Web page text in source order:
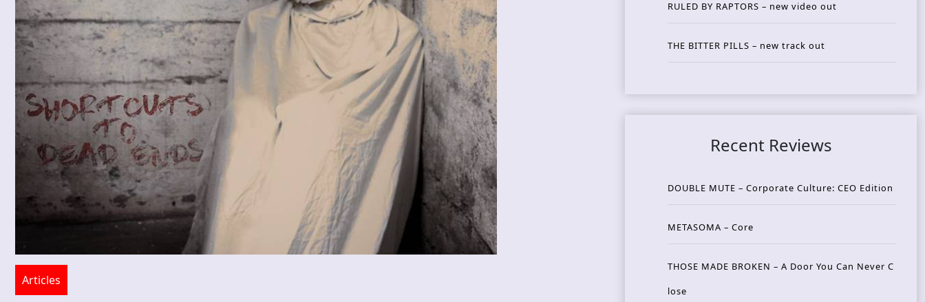
Articles
RULED BY RAPTORS – new video out
THE BITTER PILLS – new track out
Recent Reviews
DOUBLE MUTE – Corporate Culture: CEO Edition
METASOMA – Core
THOSE MADE BROKEN – A Door You Can Never C
lose